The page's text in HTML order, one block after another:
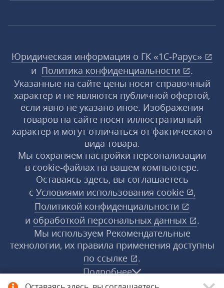
Юридическая информация о ГК «1С‑Рарус»
и Политика конфиденциальности
.
Указанные на сайте цены носят справочный
характер и не являются публичной офертой,
если явно не указано иное. Изображения
товаров на сайте носят иллюстративный
характер и могут отличаться от фактического
вида товара.
Мы сохраняем настройки персонализации
в cookie‑файлах на вашем компьютере.
Оставаясь здесь, вы соглашаетесь
с Условиями использования cookie
,
Политикой конфиденциальности
и обработкой персональных данных
.
Мы используем Рекомендательные
технологии, их правила применения доступны
по ссылке
.
Подробнее